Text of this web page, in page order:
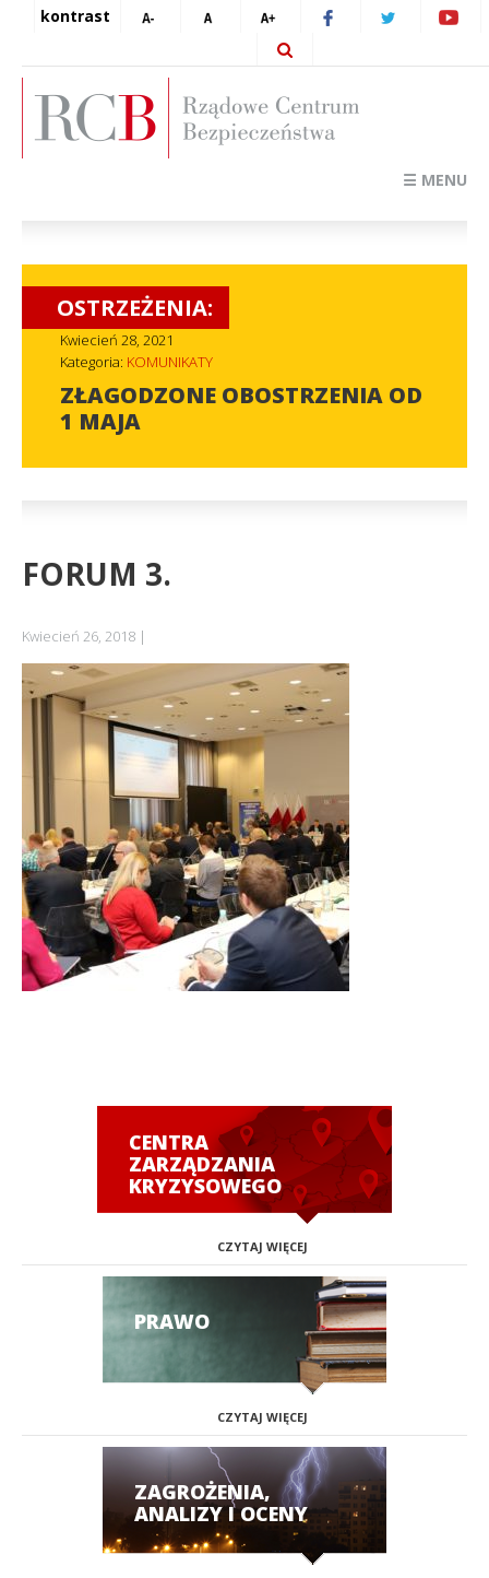
kontrast
☰ MENU
OSTRZEŻENIA:
Kwiecień 28, 2021
Kategoria: KOMUNIKATY
ZŁAGODZONE OBOSTRZENIA OD
1 MAJA
FORUM 3.
Kwiecień 26, 2018
CENTRA
ZARZĄDZANIA
KRYZYSOWEGO
CZYTAJ WIĘCEJ
PRAWO
CZYTAJ WIĘCEJ
ZAGROŻENIA,
ANALIZY I OCENY